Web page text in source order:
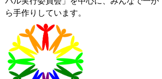
ら手作りしています。